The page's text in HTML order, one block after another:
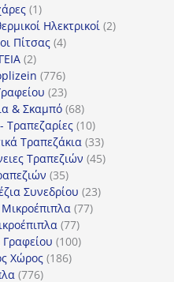
προϊόν
11
προϊόν
Ηλεκτρικοί 22
Πίτσας 44
22
προϊόντα
776776
προϊόντα
2323
προϊόντα
& Σκαμπό 6868
προϊόντα
Τραπεζαρίες 1010
προϊόντα
Τραπεζάκια 3333
προϊόντα
Τραπεζιών 4545
3535
προϊόντα
Συνεδρίου 2323
7777
7777
προϊόντα
100100
Χώρος 186186
776776